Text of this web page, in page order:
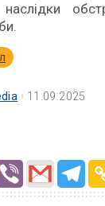
11.09.2025